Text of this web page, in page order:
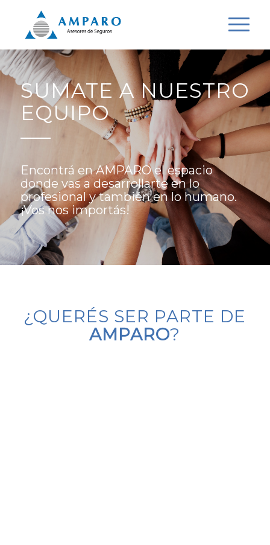
SUMATE A NUESTRO
EQUIPO
Encontrá en AMPARO el espacio
donde vas a desarrollarte en lo
profesional y también en lo humano.
¡Vos nos importás!
¿QUERÉS SER PARTE DE
AMPARO?